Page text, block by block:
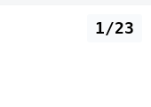
1/23